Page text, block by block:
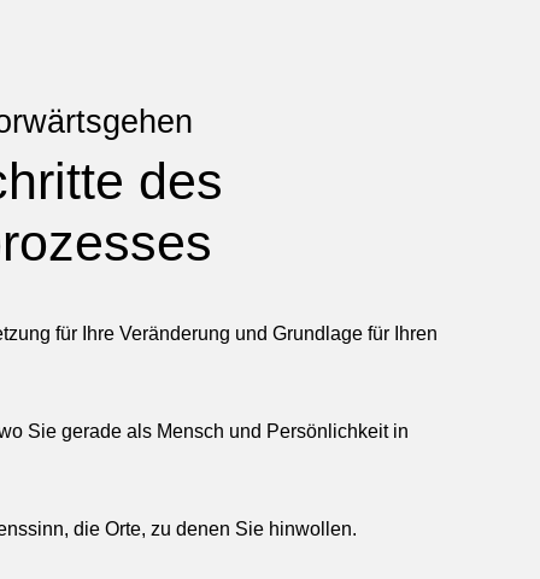
des
für Ihre Veränderung und Grundlage für Ihren
Sie gerade als Mensch und Persönlichkeit in
die Orte, zu denen Sie hinwollen.